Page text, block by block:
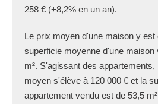
258 € (+8,2% en un an).
Le prix moyen d'une maison y est
superficie moyenne d'une maison
m². S'agissant des
moyen s'élève à 120 000 € et la
appartement vendu est de 53,5